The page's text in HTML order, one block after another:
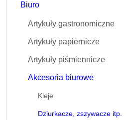
Biuro
Artykuły gastronomiczne
Artykuły papiernicze
Artykuły piśmiennicze
Akcesoria biurowe
Kleje
Dziurkacze, zszywacze itp.